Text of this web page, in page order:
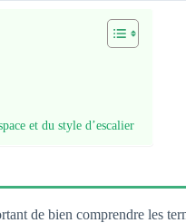
et du style d’escalier
de bien comprendre les